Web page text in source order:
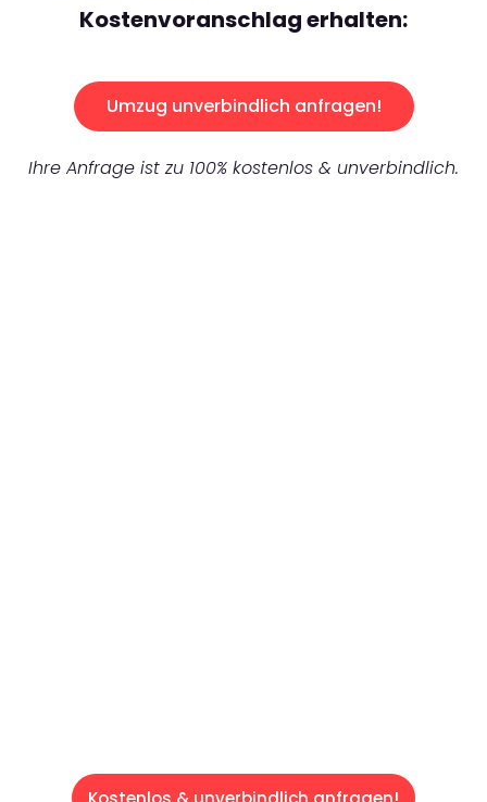
Kostenvoranschlag erhalten:
Umzug unverbindlich anfragen!
Ihre Anfrage ist zu 100% kostenlos & unverbindlich.